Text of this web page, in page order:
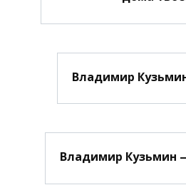
Владимир
Владимир Кузьмин